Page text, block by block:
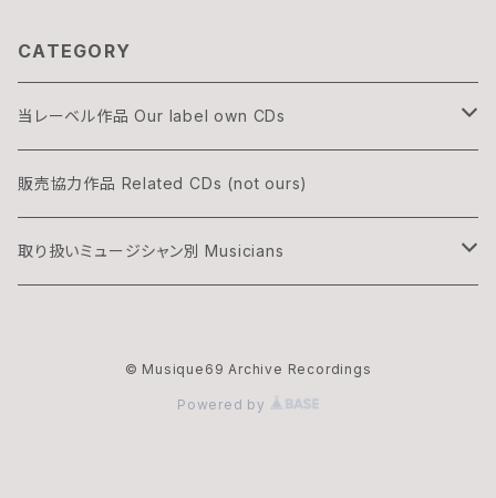
CATEGORY
当レーベル作品 Our label own CDs
DOGON
THREE & ONLY
販売協力作品 Related CDs (not ours)
取り扱いミュージシャン別 Musicians
© Musique69 Archive Recordings
Powered by